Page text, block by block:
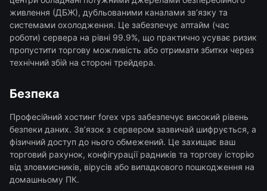
живлення (ДБЖ), дубльованими каналами зв’язку та
системами охолодження. Це забезпечує аптайм (час
роботи) сервера на рівні 99.9%, що практично усуває ризик
пропустити торгову можливість або отримати збитки через
технічний збій на стороні трейдера.
Безпека
Професійний хостинг forex vps забезпечує високий рівень
безпеки даних. Зв’язок з сервером зазвичай шифрується, а
фізичний доступ до нього обмежений. Це захищає ваш
торговий рахунок, конфігурації радників та торгову історію
від зловмисників, вірусів або випадкового пошкодження на
домашньому ПК.